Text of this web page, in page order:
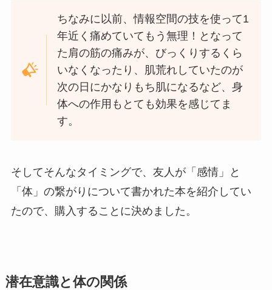
ちなみに以前、情報空間の技を使って1
年近く痛めていてもう無理！となって
た肩の筋の痛みが、びっくりするくら
いなくなったり、肌荒れしていたのが
次の日にかなりもち肌になるなど、身
体への作用もとても効果を感じてま
す。
そしてそんなタイミングで、友人が「感情」と
「体」の繋がりについて書かれた本を紹介してい
たので、購入することに決めました。
潜在意識と体の関係